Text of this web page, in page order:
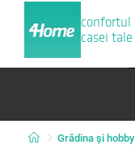
confortul
casei tale
Grădina şi hobby